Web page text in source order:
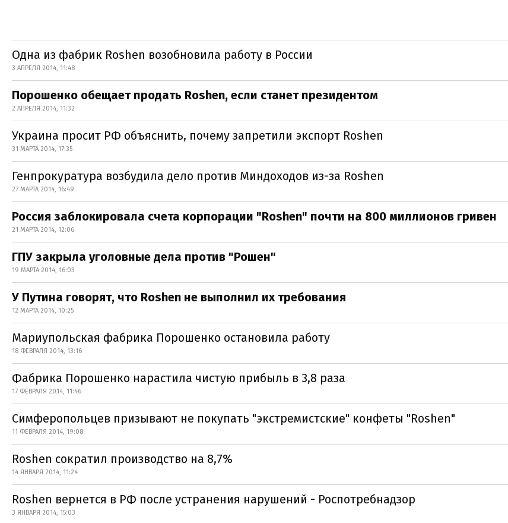
Одна из фабрик Roshen возобновила работу в России
3 АПРЕЛЯ 2014, 11:48
Порошенко обещает продать Roshen, если станет президентом
2 АПРЕЛЯ 2014, 11:32
Украина просит РФ объяснить, почему запретили экспорт Roshen
31 МАРТА 2014, 17:35
Генпрокуратура возбудила дело против Миндоходов из-за Roshen
27 МАРТА 2014, 16:49
Россия заблокировала счета корпорации "Roshen" почти на 800 миллионов гривен
21 МАРТА 2014, 12:06
ГПУ закрыла уголовные дела против "Рошен"
19 МАРТА 2014, 16:03
У Путина говорят, что Roshen не выполнил их требования
12 МАРТА 2014, 10:25
Мариупольская фабрика Порошенко остановила работу
18 ФЕВРАЛЯ 2014, 13:16
Фабрика Порошенко нарастила чистую прибыль в 3,8 раза
17 ФЕВРАЛЯ 2014, 11:46
Симферопольцев призывают не покупать "экстремистские" конфеты "Roshen"
11 ФЕВРАЛЯ 2014, 19:08
Roshen сократил производство на 8,7%
14 ЯНВАРЯ 2014, 11:24
Roshen вернется в РФ после устранения нарушений - Роспотребнадзор
3 ЯНВАРЯ 2014, 15:03